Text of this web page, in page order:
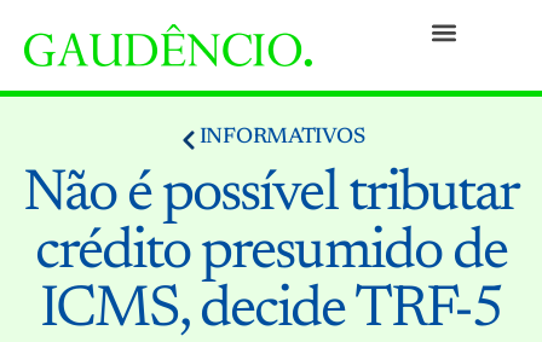
INFORMATIVOS
Não é possível tributar
crédito presumido de
ICMS, decide TRF-5